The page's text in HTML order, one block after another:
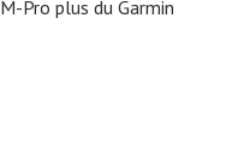
Pro plus du Garmin